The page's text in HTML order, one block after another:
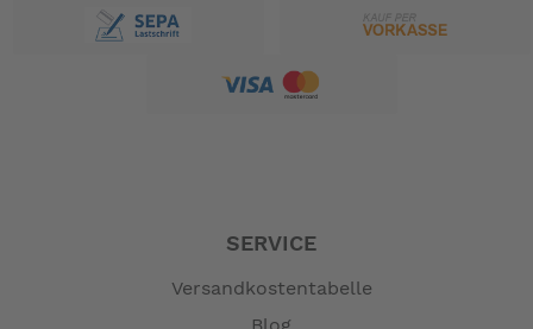
SERVICE
Versandkostentabelle
Blog